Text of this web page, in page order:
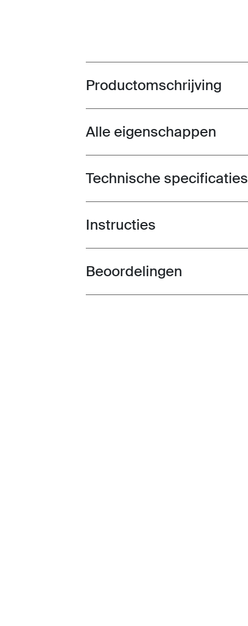
Toggle overview
Productomschrijving
Toggle features
Alle eigenschappen
Toggle techspec
Technische specificaties
Toggle guides and instructions
Instructies
Toggle overview
Beoordelingen